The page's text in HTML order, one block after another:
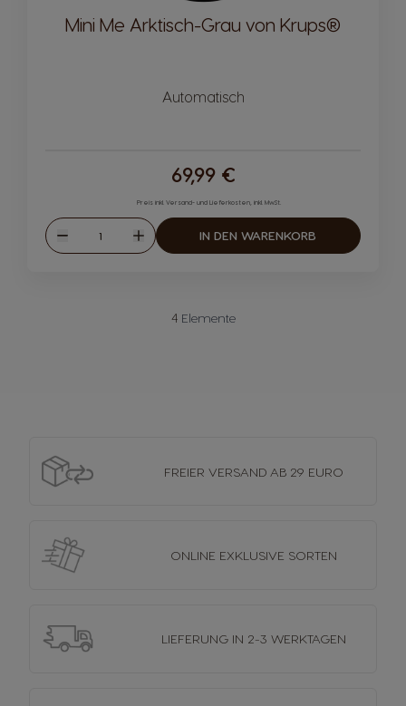
Mini Me Arktisch-Grau von Krups®
Automatisch
69,99 €
Preis inkl. Versand- und Lieferkosten, inkl. MwSt.
Abnahme
Menge
Zunahme
IN DEN WARENKORB
4Elemente
FREIER VERSANDAB 29 EURO
ONLINE EXKLUSIVE SORTEN
LIEFERUNGIN 2-3 WERKTAGEN